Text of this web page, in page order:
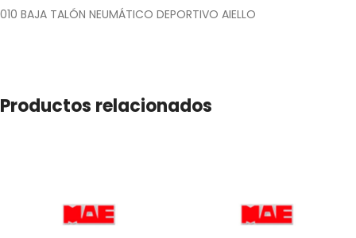
010 BAJA TALÓN NEUMÁTICO DEPORTIVO AIELLO
Productos relacionados